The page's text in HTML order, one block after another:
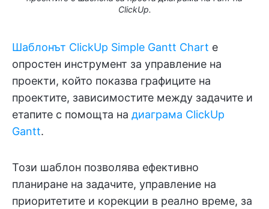
ClickUp.
Шаблонът ClickUp Simple Gantt Chart е
опростен инструмент за управление на
проекти, който показва графиците на
проектите, зависимостите между задачите и
етапите с помощта на диаграма ClickUp
Gantt.
Този шаблон позволява ефективно
планиране на задачите, управление на
приоритетите и корекции в реално време, за